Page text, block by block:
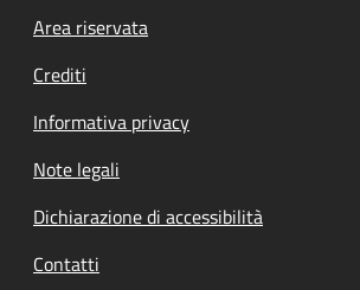
Footer menu
Area riservata
Crediti
Informativa privacy
Note legali
Dichiarazione di accessibilità
Contatti